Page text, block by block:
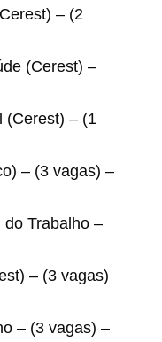
– (2
(Cerest) –
(Cerest) – (1
– (3 vagas) –
Trabalho –
– (3 vagas)
– (3 vagas) –